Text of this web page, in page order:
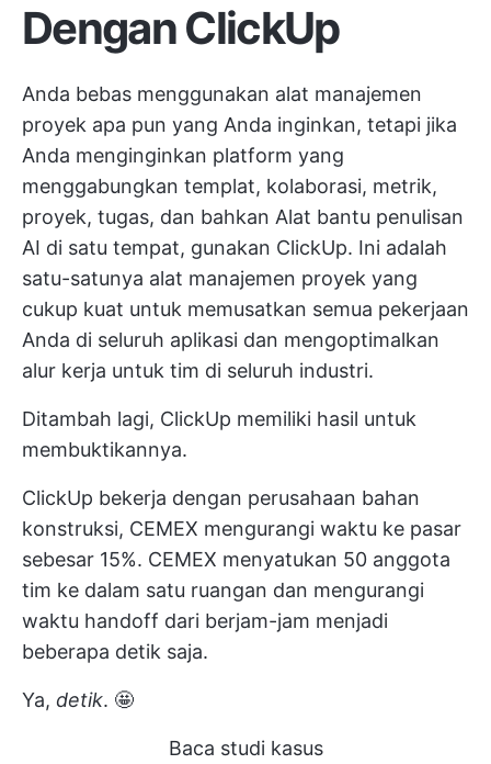
Dengan ClickUp
Anda bebas menggunakan alat manajemen
proyek apa pun yang Anda inginkan, tetapi jika
Anda menginginkan platform yang
menggabungkan templat, kolaborasi, metrik,
proyek, tugas, dan bahkan Alat bantu penulisan
AI di satu tempat, gunakan ClickUp. Ini adalah
satu-satunya alat manajemen proyek yang
cukup kuat untuk memusatkan semua pekerjaan
Anda di seluruh aplikasi dan mengoptimalkan
alur kerja untuk tim di seluruh industri.
Ditambah lagi, ClickUp memiliki hasil untuk
membuktikannya.
ClickUp bekerja dengan perusahaan bahan
konstruksi, CEMEX mengurangi waktu ke pasar
sebesar 15%. CEMEX menyatukan 50 anggota
tim ke dalam satu ruangan dan mengurangi
waktu handoff dari berjam-jam menjadi
beberapa detik saja.
Ya, detik. 🤩
Baca studi kasus